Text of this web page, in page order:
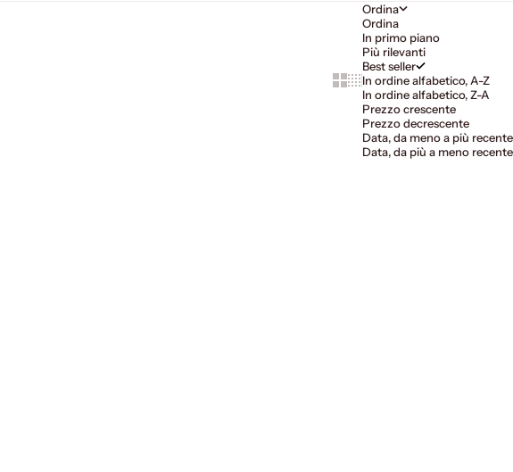
Show cards bigger
Show cards smaller
Ordina
Ordina
In primo piano
Più rilevanti
Best seller
In ordine alfabetico, A-Z
In ordine alfabetico, Z-A
Prezzo crescente
Prezzo decrescente
Data, da meno a più recente
Data, da più a meno recente